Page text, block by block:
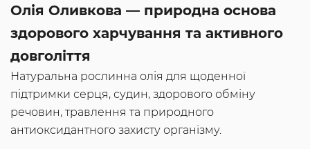
Олія Оливкова — природна основа
здорового харчування та активного
довголіття
Натуральна рослинна олія для щоденної
підтримки серця, судин, здорового обміну
речовин, травлення та природного
антиоксидантного захисту організму.